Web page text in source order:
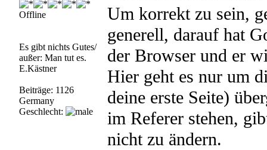
Offline
Es gibt nichts Gutes/
außer: Man tut es.
E.Kästner
Beiträge: 1126
Germany
Geschlecht:
Um korrekt zu sein,
generell, darauf hat
der Browser und er
Hier geht es nur um
deine erste Seite)
im Referer stehen,
nicht zu ändern.